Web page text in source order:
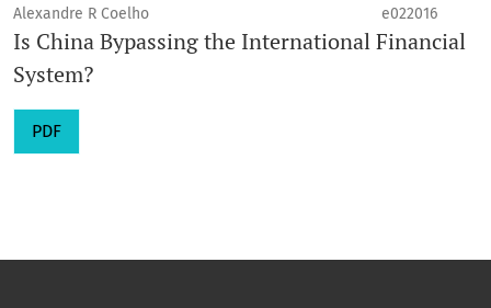
Alexandre R Coelho e022016
Is China Bypassing the International Financial
System?
PDF